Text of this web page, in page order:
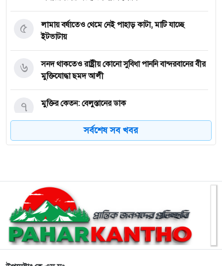
লামায় বর্ষাতেও থেমে নেই পাহাড় কাটা, মাটি যাচ্ছে
ইটভাটায়
৫
সনদ থাকতেও রাষ্ট্রীয় কোনো সুবিধা পাননি বান্দরবানের বীর
মুক্তিযোদ্ধা ছমদ আলী
৬
মুক্তির কেতন: বেলুস্তানের ডাক
৭
জামছড়ির প্রবীণ ব্যক্তি রেদাকসে মারমার মৃত্যুতে কে এস
৮
হিল সার্ভিস রাঙ্গামাটির সপ্তম বর্ষপূর্তি উদযাপন ঘিরে প্রস্তুতি
সভা অনুষ্ঠিত
৯
নাইক্ষ্যংছড়িতে বহুমুখী দুর্যোগ ব্যবস্থাপনা ও আগাম প্রস্তুতি
বিষয়ক মতবিনিময় সভা অনুষ্ঠিত
১০
১১
সর্বশেষ সব খবর